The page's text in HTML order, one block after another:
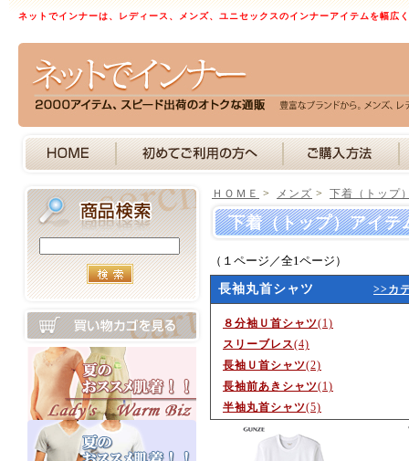
ネットでインナーは、レディース、メンズ、ユニセックスのインナーアイテムを幅広
ＨＯＭＥ > メンズ > 下着（トップ
下着（トップ）アイ
（１ページ／全1ページ）
長袖丸首シャツ >>カ
８分袖Ｕ首シャツ(1)
スリーブレス(4)
長袖Ｕ首シャツ(2)
長袖前あきシャツ(1)
半袖丸首シャツ(5)